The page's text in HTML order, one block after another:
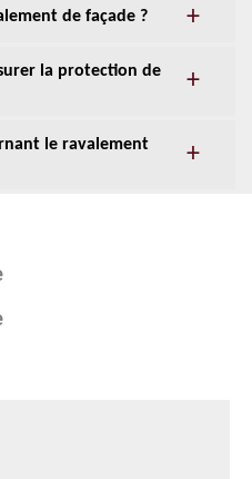
de façade ?
la protection de
le ravalement